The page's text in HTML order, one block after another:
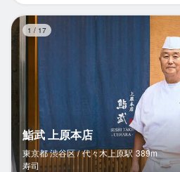
1 / 17
鮨武 上原本店
東京都 渋谷区 / 代々木上原駅 389m
寿司